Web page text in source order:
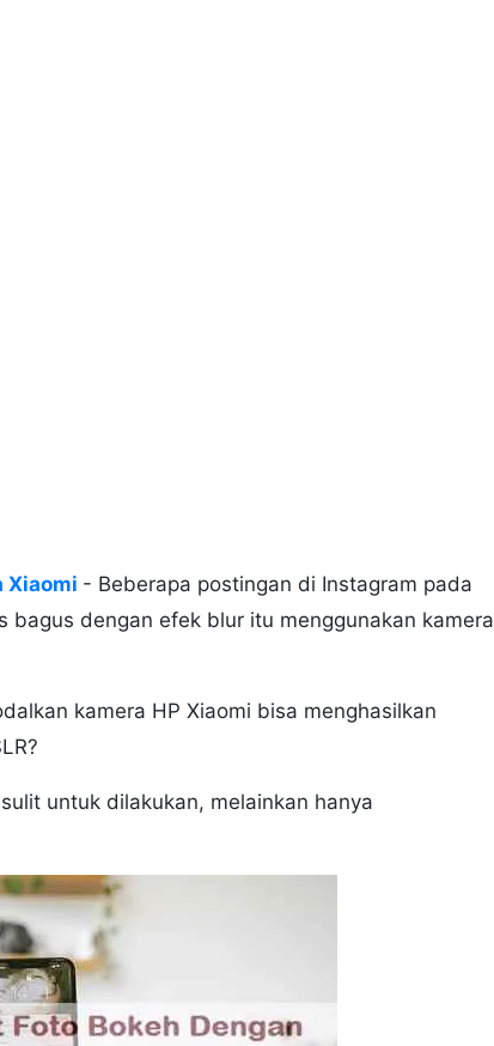
Xiaomi - Beberapa postingan di Instagram pada
bagus dengan efek blur itu menggunakan kamera
kamera HP Xiaomi bisa menghasilkan
untuk dilakukan, melainkan hanya